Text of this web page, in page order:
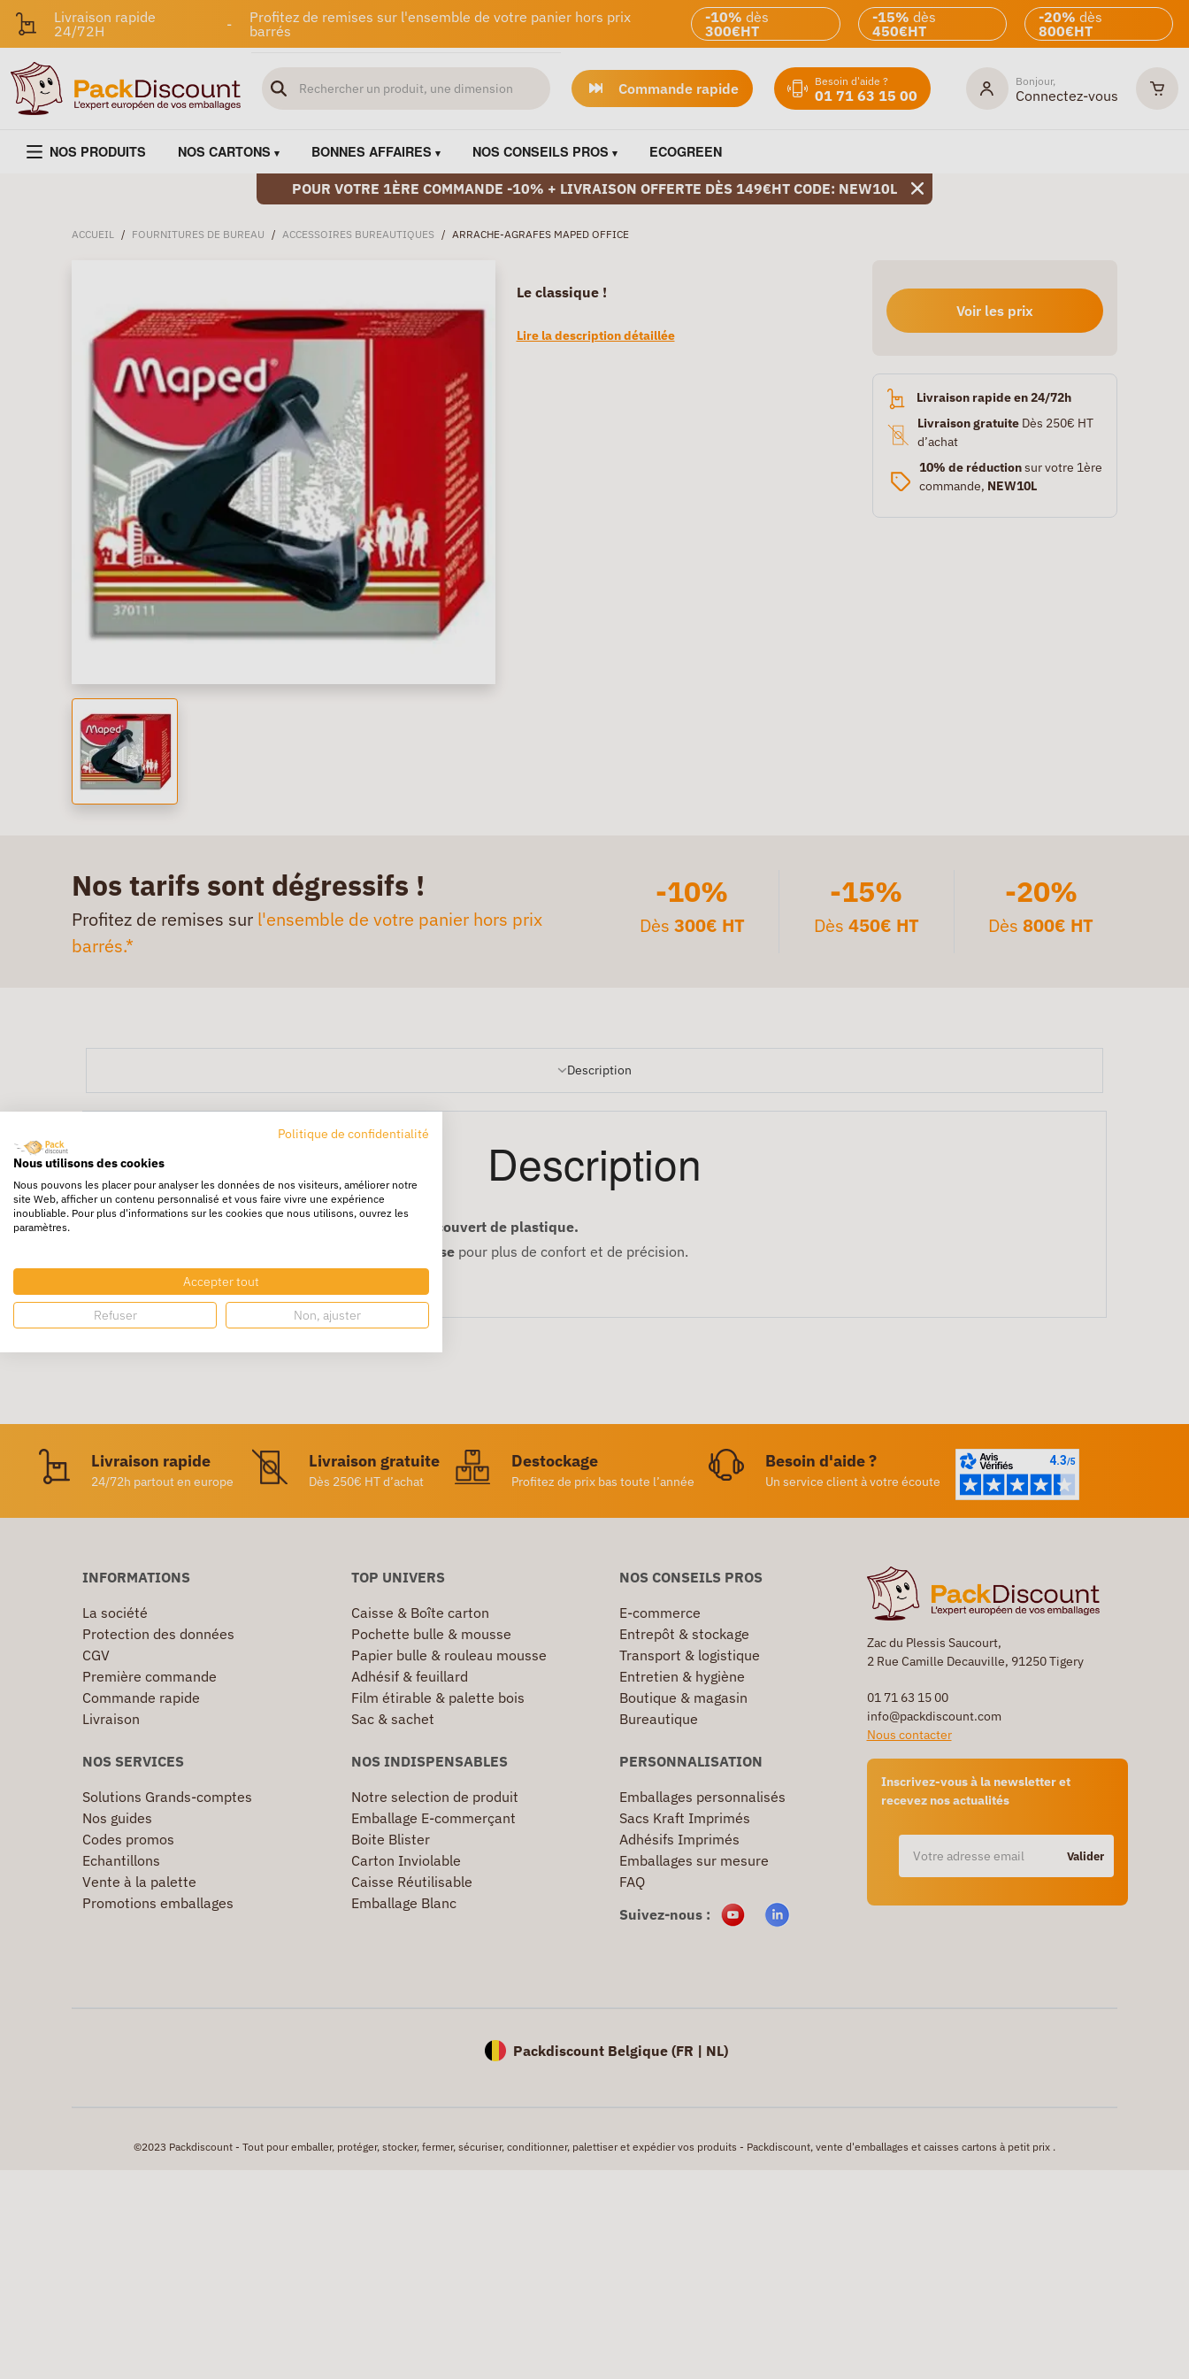
Livraison rapide
24/72H
-
Profitez de remises sur l'ensemble de votre panier hors prix
barrés
-10% dès
300€HT
-15% dès
450€HT
-20% dès
800€HT
Commande rapide Besoin d'aide ?
01 71 63 15 00
Bonjour,
Connectez-vous
NOS PRODUITS NOS CARTONS BONNES AFFAIRES NOS CONSEILS PROS ECOGREEN
POUR VOTRE 1ÈRE COMMANDE -10% + LIVRAISON OFFERTE DÈS 149€HT CODE: NEW10L
ACCUEIL / FOURNITURES DE BUREAU / ACCESSOIRES BUREAUTIQUES / ARRACHE-AGRAFES MAPED OFFICE
Le classique !
Lire la description détaillée
Voir les prix
Livraison rapide en 24/72h
Livraison gratuiteDès 250€ HT
d’achat
10% de réductionsur votre 1ère
commande, NEW10L
Nos tarifs sont dégressifs !
Profitez de remises sur l'ensemble de votre panier hors prix
barrés.*
-10%
Dès 300€ HT
-15%
Dès 450€ HT
-20%
Dès800€ HT
Description
Description
chromé et recouvert de plastique.
anti-glisse pour plus de confort et de précision.
Coloris assortis : bleu, noir, rouge.
Livraison rapide
24/72h partout en europe
Livraison gratuite
Dès 250€ HT d’achat
Destockage
Profitez de prix bas toute l’année
Besoin d'aide ?
Un service client à votre écoute
Zac du Plessis Saucourt,
2 Rue Camille Decauville, 91250 Tigery
01 71 63 15 00
info@packdiscount.com
Nous contacter
Inscrivez-vous à la newsletter et
recevez nos actualités
Valider
INFORMATIONS
La société
Protection des données
CGV
Première commande
Commande rapide
Livraison
TOP UNIVERS
Caisse & Boîte carton
Pochette bulle & mousse
Papier bulle & rouleau mousse
Adhésif & feuillard
Film étirable & palette bois
Sac & sachet
NOS CONSEILS PROS
E-commerce
Entrepôt & stockage
Transport & logistique
Entretien & hygiène
Boutique & magasin
Bureautique
NOS SERVICES
Solutions Grands-comptes
Nos guides
Codes promos
Echantillons
Vente à la palette
Promotions emballages
NOS INDISPENSABLES
Notre selection de produit
Emballage E-commerçant
Boite Blister
Carton Inviolable
Caisse Réutilisable
Emballage Blanc
PERSONNALISATION
Emballages personnalisés
Sacs Kraft Imprimés
Adhésifs Imprimés
Emballages sur mesure
FAQ
Suivez-nous :
Packdiscount Belgique (FR | NL)
©2023 Packdiscount - Tout pour emballer, protéger, stocker, fermer, sécuriser, conditionner, palettiser et expédier vos produits - Packdiscount, vente d'emballages et caisses cartons à petit prix .
Politique de confidentialité
Nous utilisons des cookies
Nous pouvons les placer pour analyser les données de nos visiteurs, améliorer notre
site Web, afficher un contenu personnalisé et vous faire vivre une expérience
inoubliable. Pour plus d'informations sur les cookies que nous utilisons, ouvrez les
paramètres.
Accepter tout
Refuser Non, ajuster